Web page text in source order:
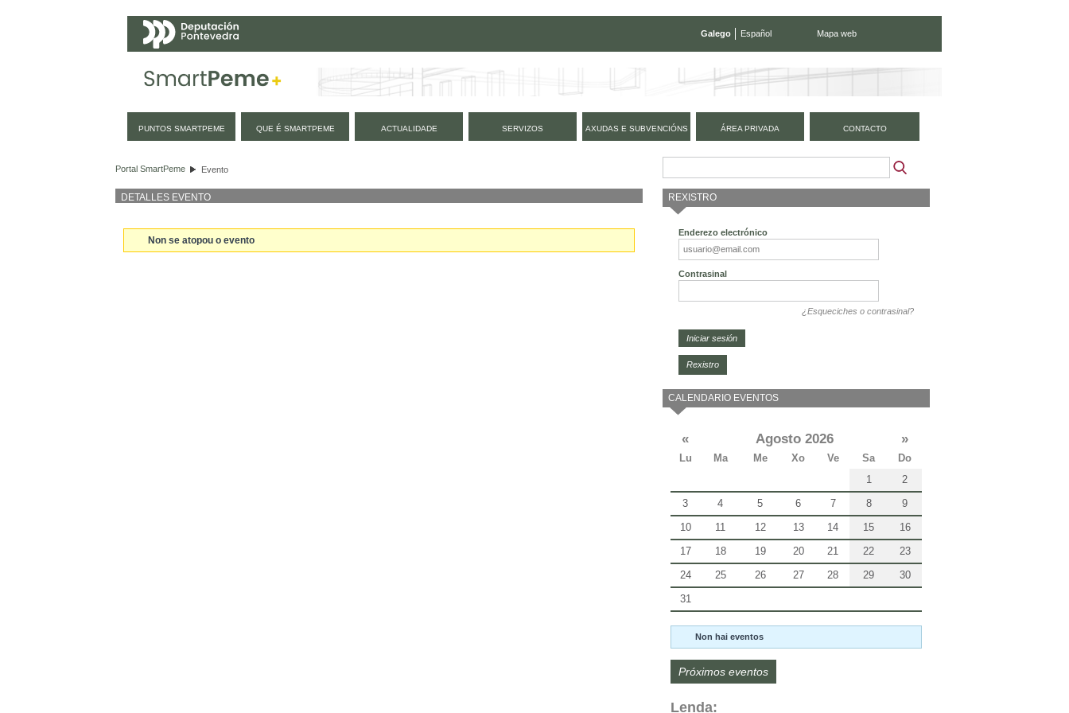
Galego Español Mapa web
PUNTOS SMARTPEME QUE É SMARTPEME ACTUALIDADE SERVIZOS AXUDAS E SUBVENCIÓNS ÁREA PRIVADA CONTACTO
Portal SmartPeme Evento
DETALLES EVENTO
Non se atopou o evento
REXISTRO
Enderezo electrónico
Contrasinal
¿Esqueciches o contrasinal?
Rexistro
CALENDARIO EVENTOS
« Agosto 2026 »
Lu Ma Me Xo Ve Sa
Do
1
2
3
4 5 6 7 8
9
10
11 12 13 14 15
16
17
18 19 20 21 22
23
24
25 26 27 28 29
30
31
Non hai eventos
Próximos eventos
Lenda: